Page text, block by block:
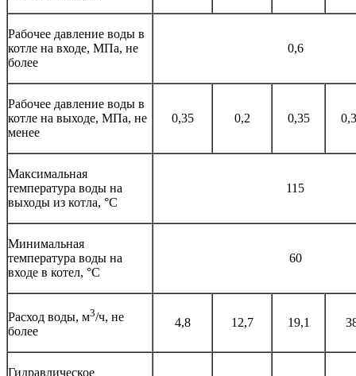
Рабочее давление воды в
котле на входе, МПа, не
более
0,6
Рабочее давление воды в
котле на выходе, МПа, не
менее
0,35 0,2 0,35
Максимальная
температура воды на
выходы из котла, °С
115
Минимальная
температура воды на
входе в котел, °С
60
Расход воды, м3/ч, не
более
4,8 12,7 19,1
Гидравлическое